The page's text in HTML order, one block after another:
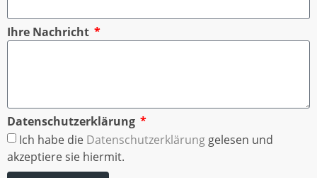
Ihre Nachricht
Datenschutzerklärung
Ich habe die Datenschutzerklärung gelesen und
akzeptiere sie hiermit.